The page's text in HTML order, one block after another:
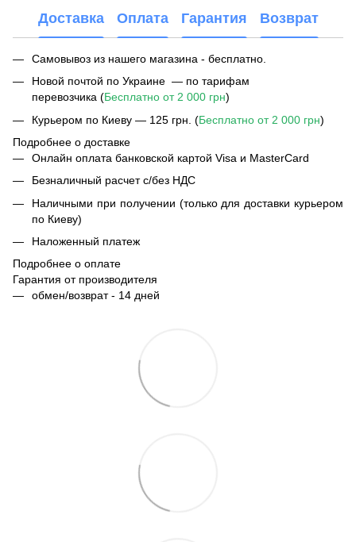
Доставка Оплата Гарантия Возврат
Самовывоз из нашего магазина - бесплатно.
Новой почтой по Украине — по тарифам
перевозчика (Бесплатно от 2 000 грн)
Курьером по Киеву — 125 грн. (Бесплатно от 2 000 грн)
Подробнее о доставке
Онлайн оплата банковской картой Visa и MasterCard
Безналичный расчет с/без НДС
Наличными при получении (только для доставки курьером
по Киеву)
Наложенный платеж
Подробнее о оплате
Гарантия от производителя
обмен/возврат - 14 дней